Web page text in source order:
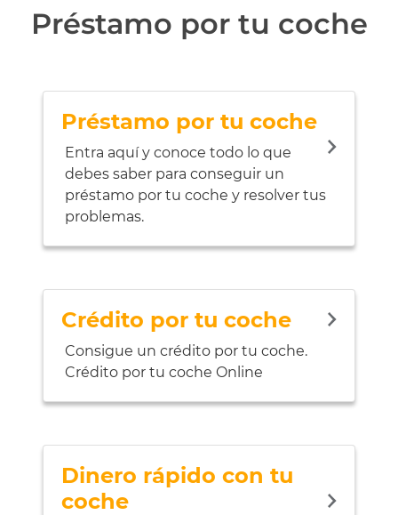
Préstamo por tu coche
Préstamo por tu coche
Entra aquí y conoce todo lo que
debes saber para conseguir un
préstamo por tu coche y resolver tus
problemas.
Crédito por tu coche
Consigue un crédito por tu coche.
Crédito por tu coche Online
Dinero rápido con tu
coche